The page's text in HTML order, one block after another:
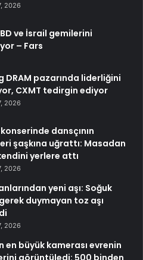
2026
ve İsrail gemilerini
– Fars
DRAM pazarında liderliğini
CXMT tedirgin ediyor
2026
dansçının
şaşkına uğrattı: Masadan
yerlere attı
2026
yeni aşı: Soğuk
duymayan toz aşı
2026
en büyük kamerası evrenin
görüntüledi: 500 binden